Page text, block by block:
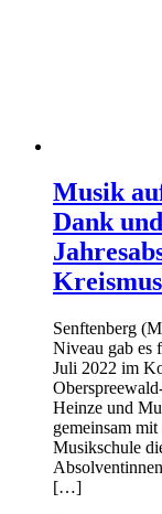
Musik
Dank
Senftenberg
Niveau gab es
Juli 2022 im
Heinze und
gemeinsam
Musikschule
[…]